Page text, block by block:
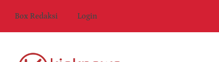
Box Redaksi Login